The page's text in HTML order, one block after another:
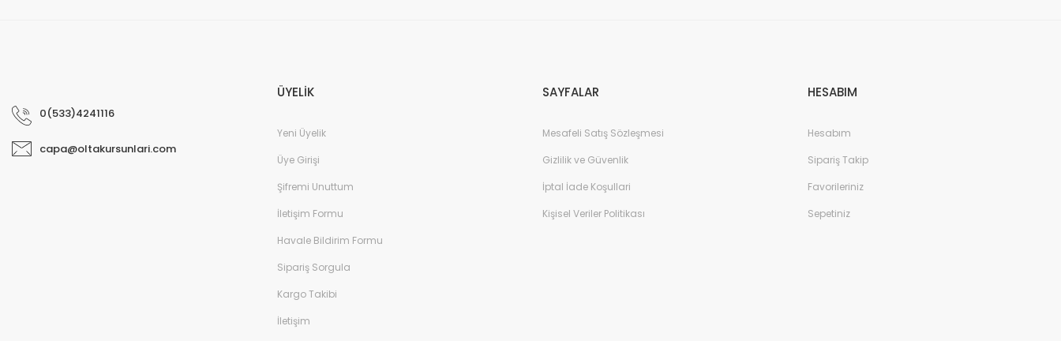
0(533)4241116
capa@oltakursunlari.com
ÜYELİK
Yeni Üyelik
Üye Girişi
Şifremi Unuttum
İletişim Formu
Havale Bildirim Formu
Sipariş Sorgula
Kargo Takibi
İletişim
SAYFALAR
Mesafeli Satış Sözleşmesi
Gizlilik ve Güvenlik
İptal İade Koşullari
Kişisel Veriler Politikası
HESABIM
Hesabım
Sipariş Takip
Favorileriniz
Sepetiniz